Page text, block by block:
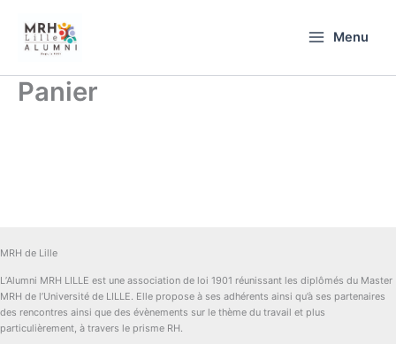
contenu
Menu
Panier
MRH de Lille
L’Alumni MRH LILLE est une association de loi 1901 réunissant les diplômés du Master
MRH de l’Université de LILLE. Elle propose à ses adhérents ainsi qu’à ses partenaires
des rencontres ainsi que des évènements sur le thème du travail et plus
particulièrement, à travers le prisme RH.